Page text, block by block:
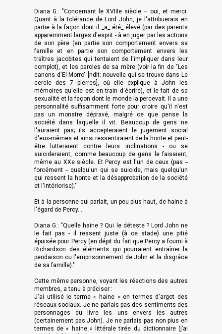
Diana G.: "Concernant le XVIIIe siècle – oui, et merci.
Quant à la tolérance de Lord John, je l'attribuerais en
partie à la façon dont il _a_ été_ élevé (par des parents
apparemment larges d'esprit - à en juger par les actions
de son père (en partie son comportement envers sa
famille et en partie son comportement envers les
traîtres jacobites qui tentaient de l'impliquer dans leur
complot), et les paroles de sa mère (voir la fin de "Les
canons d'El Morro" [ndlt: nouvelle qui se trouve dans Le
cercle des 7 pierres], où elle explique à John les
mémoires qu'elle est en train d'écrire), et le fait de sa
sexualité et la façon dont le monde la percevait. Il a une
personnalité suffisamment forte pour croire qu'il n'est
pas un monstre dépravé, malgré ce que pense la
société dans laquelle il vit. Beaucoup de gens ne
l'auraient pas; ils accepteraient le jugement social
d'eux-mêmes et ainsi ressentiraient de la honte et peut-
être lutteraient contre leurs inclinations - ou se
suicideraient, comme beaucoup de gens le faisaient,
même au XXe siècle. Et Percy est l'un de ceux (pas --
forcément -- quelqu'un qui se suicide, mais quelqu'un
qui ressent la honte et la désapprobation de la société
et l'intériorise)."
Et à la personne qui parlait, un peu plus haut, de haine à
l'égard de Percy...
Diana G.: "Quelle haine ? Qui le déteste ? Lord John ne
le fait pas - il ressent juste (à ce stade) une pitié
épuisée pour Percy (en dépit du fait que Percy a fourni à
Richardson des éléments qui pourraient entraîner la
pendaison ou l'emprisonnement de John et la disgrâce
de sa famille)."
Cette même personne, voyant les réactions des autres
membres, a tenu à préciser :
J'ai utilisé le terme « haine » en termes d'argot des
réseaux sociaux. Je ne parlais pas des sentiments des
personnages du livre les uns envers les autres
(certainement pas John). Je ne parlais pas non plus en
termes de « haine » littérale tirée du dictionnaire (j’ai